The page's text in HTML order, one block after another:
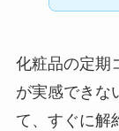
化粧品の定期
が実感できな
て、すぐに解